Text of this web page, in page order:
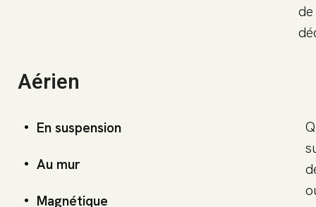
de
Aérien
En suspension
Au mur
Magnétique